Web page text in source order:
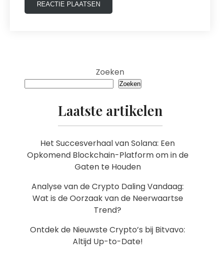
Zoeken
Zoeken
Laatste artikelen
Het Succesverhaal van Solana: Een
Opkomend Blockchain-Platform om in de
Gaten te Houden
Analyse van de Crypto Daling Vandaag:
Wat is de Oorzaak van de Neerwaartse
Trend?
Ontdek de Nieuwste Crypto’s bij Bitvavo:
Altijd Up-to-Date!